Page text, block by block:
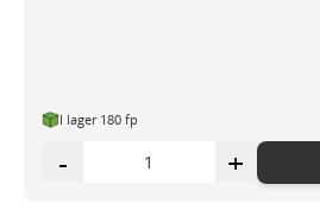
I lager 180 fp
- +